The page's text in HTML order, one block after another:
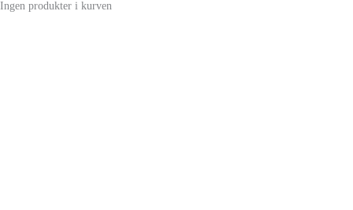
Ingen produkter i kurven